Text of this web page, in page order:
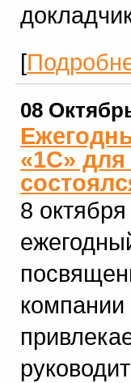
[
08
«1С» для
8